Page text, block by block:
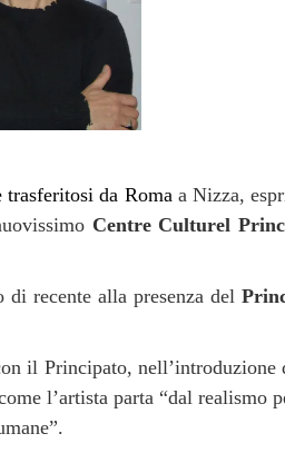
trasferitosi da Roma a Nizza,
Centre Culturel
recente alla presenza del
il Principato,
l’artista parta “dal realismo